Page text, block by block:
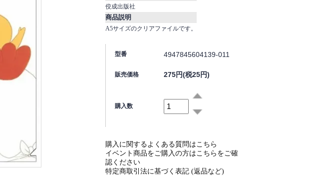
佼成出版社
商品説明
A5サイズのクリアファイルです。
型番 4947845604139-011
販売価格 275円(税25円)
購入数
購入に関するよくある質問はこちら
イベント商品をご購入の方はこちらをご確
認ください
特定商取引法に基づく表記 (返品など)